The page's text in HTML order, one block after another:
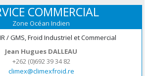
COMMERCIAL
Zone Océan Indien
/ GMS, Froid Industriel et Commercial
Jean Hugues DALLEAU
+262 (0)692 39 34 82
climex@climexfroid.re